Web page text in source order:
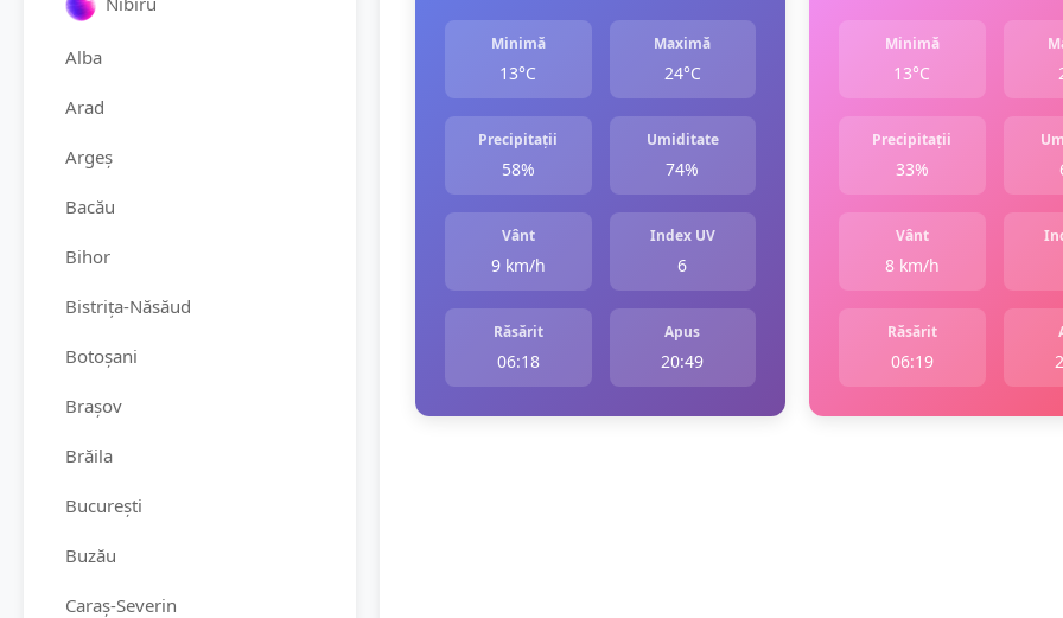
Alba
Arad
Argeș
Bacău
Bihor
Bistrița-Năsăud
Botoșani
Brașov
Brăila
București
Buzău
Caraș-Severin
Minimă
13°C
Maximă
24°C
Precipitații
58%
Umiditate
74%
Vânt
9 km/h
Index UV
6
Răsărit
06:18
Apus
20:49
Minimă
13°C
Precipitații
33%
Vânt
8 km/h
Răsărit
06:19